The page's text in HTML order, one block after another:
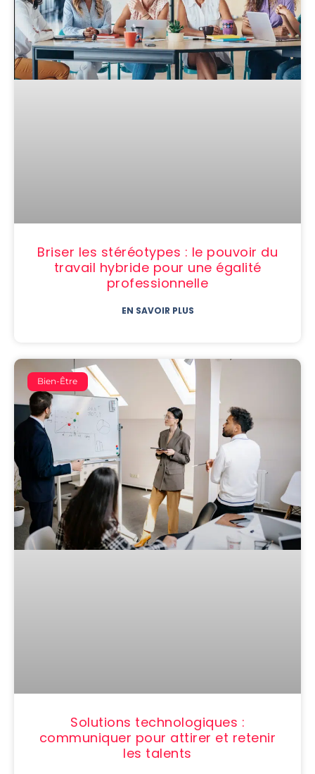
Briser les stéréotypes : le pouvoir du
travail hybride pour une égalité
professionnelle
EN SAVOIR PLUS
Bien-Être
Solutions technologiques :
communiquer pour attirer et retenir
les talents